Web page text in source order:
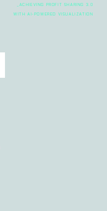
_ACHIEVING PROFIT SHARING 3.0
WITH AI-POWERED VISUALIZATION